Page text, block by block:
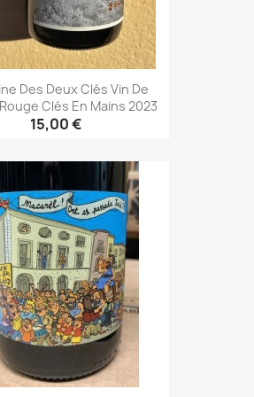
Des Deux Clés Vin De
Clés En Mains 2023
15,00 €